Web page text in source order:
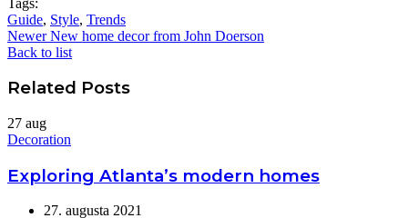
Guide, Style, Trends
Newer New home decor from John Doerson
Back to list
Related Posts
27 aug
Decoration
Exploring Atlanta’s modern homes
27. augusta 2021